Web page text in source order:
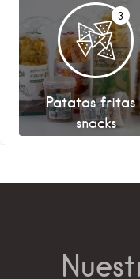
3
Patatas fritas
snacks